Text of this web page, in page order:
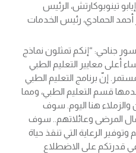
تينوبوكارتش، الرئيس
الحمادي، رئيس الخدمات
جناحي: “إنكم تمثلون نماذج
أعلى معايير التعليم الطبي
إنّ برنامج التعليم الطبي
قسم التعليم الطبي، ومما
والزملاء هنا اليوم. سوف
المرضى وعائلاتهم.. سوف
الرعاية التي تنقذ حياة
قدرتكم على الاضطلاع